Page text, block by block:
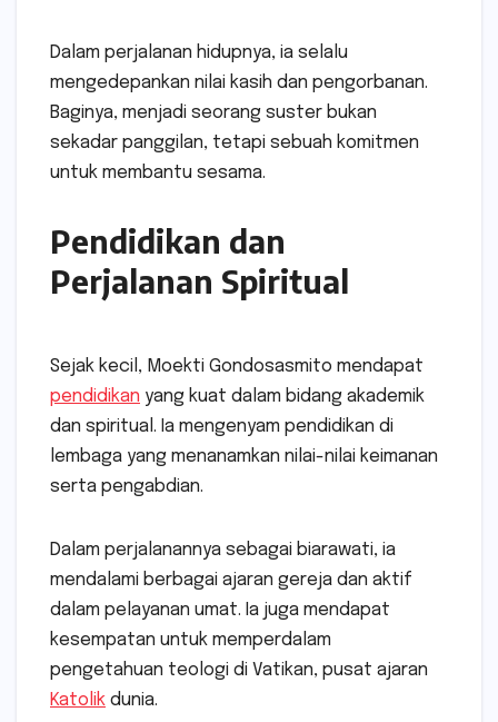
Dalam perjalanan hidupnya, ia selalu
mengedepankan nilai kasih dan pengorbanan.
Baginya, menjadi seorang suster bukan
sekadar panggilan, tetapi sebuah komitmen
untuk membantu sesama.
Pendidikan dan
Perjalanan Spiritual
Sejak kecil, Moekti Gondosasmito mendapat
pendidikan yang kuat dalam bidang akademik
dan spiritual. Ia mengenyam pendidikan di
lembaga yang menanamkan nilai-nilai keimanan
serta pengabdian.
Dalam perjalanannya sebagai biarawati, ia
mendalami berbagai ajaran gereja dan aktif
dalam pelayanan umat. Ia juga mendapat
kesempatan untuk memperdalam
pengetahuan teologi di Vatikan, pusat ajaran
Katolik dunia.